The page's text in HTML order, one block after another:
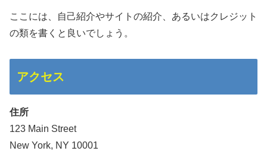
ここには、自己紹介やサイトの紹介、あるいはクレジット
の類を書くと良いでしょう。
アクセス
住所
123 Main Street
New York, NY 10001